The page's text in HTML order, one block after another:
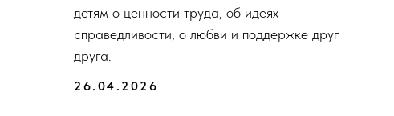
детям о ценности труда, об идеях
справедливости, о любви и поддержке друг
друга.
26.04.2026